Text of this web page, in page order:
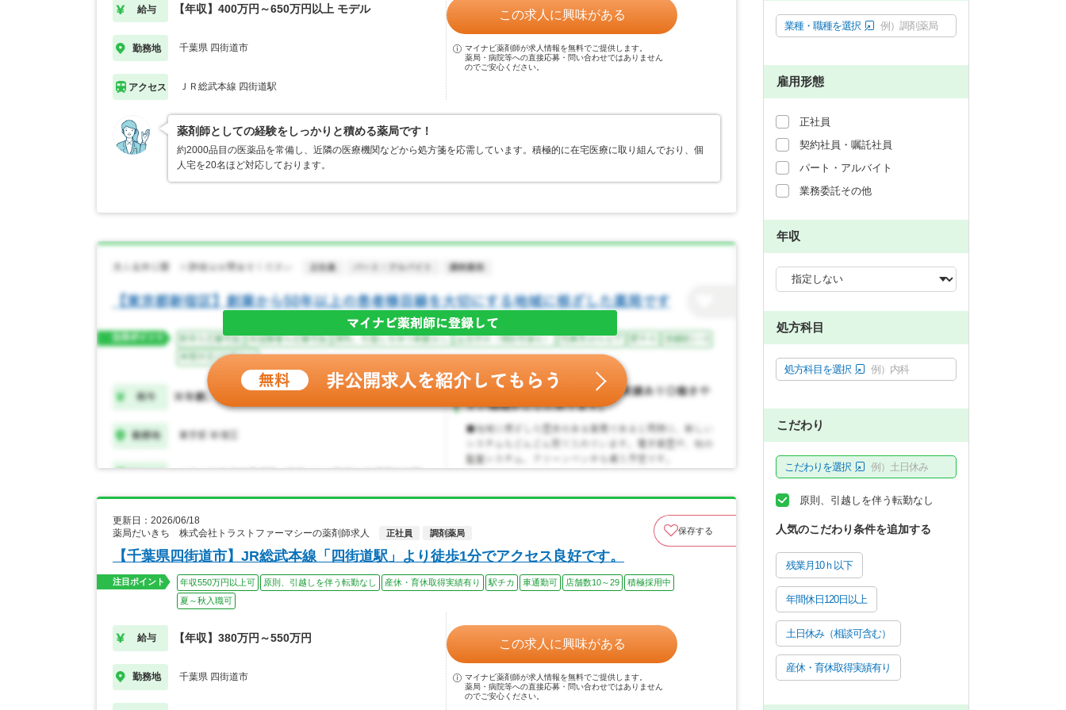
給与 【年収】400万円～650万円以上 モデル
勤務地 千葉県 四街道市
アクセス ＪＲ総武本線 四街道駅
この求人に興味がある
マイナビ薬剤師が求人情報を無料でご提供します。
薬局・病院等への直接応募・問い合わせではありません
のでご安心ください。
薬剤師としての経験をしっかりと積める薬局です！
約2000品目の医薬品を常備し、近隣の医療機関などから処方箋を応需しています。積極的に在宅医療に取り組んでおり、個
人宅を20名ほど対応しております。
更新日：2026/06/18
薬局だいきち 株式会社トラストファーマシーの薬剤師求人
正社員 調剤薬局 保存する
【千葉県四街道市】JR総武本線「四街道駅」より徒歩1分でアクセス良好です。
注目ポイント 年収550万円以上可 原則、引越しを伴う転勤なし 産休・育休取得実績有り 駅チカ 車通勤可 店舗数10～29
積極採用中
夏～秋入職可
給与 【年収】380万円～550万円
勤務地 千葉県 四街道市
この求人に興味がある
マイナビ薬剤師が求人情報を無料でご提供します。
薬局・病院等への直接応募・問い合わせではありません
のでご安心ください。
業種・職種を選択 例）調剤薬局
雇用形態
正社員
契約社員・嘱託社員
パート・アルバイト
業務委託その他
年収
処方科目
処方科目を選択 例）内科
こだわり
こだわりを選択 例）土日休み
原則、引越しを伴う転勤なし
人気のこだわり条件を追加する
残業月10ｈ以下
年間休日120日以上
土日休み（相談可含む）
産休・育休取得実績有り